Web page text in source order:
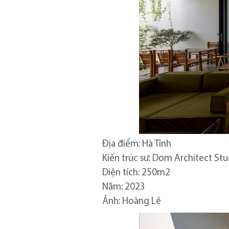
Địa điểm: Hà Tĩnh
Kiến trúc sư: Dom Architect
Diện tích: 250m2
Năm: 2023
Ảnh: Hoàng Lê